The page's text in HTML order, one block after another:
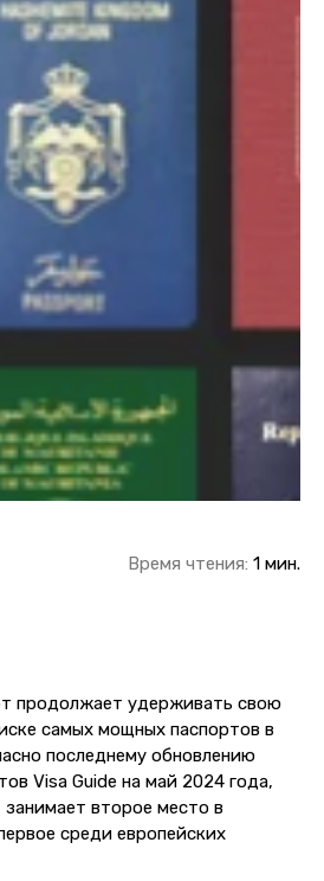
Время чтения: 1 мин.
продолжает удерживать свою
самых мощных паспортов в
последнему обновлению
Visa Guide на май 2024 года,
второе место в
среди европейских